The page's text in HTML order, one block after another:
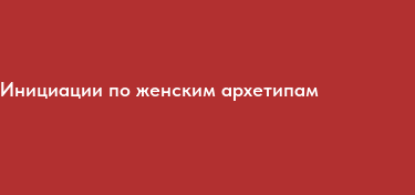
Инициации по женским архетипам